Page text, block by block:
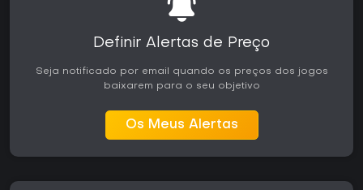
Definir Alertas de Preço
Seja notificado por email quando os preços dos jogos
baixarem para o seu objetivo
Os Meus Alertas